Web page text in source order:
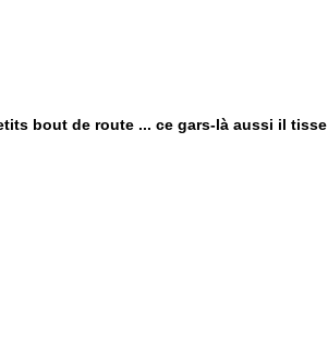
bout de route ... ce gars-là aussi il tisse